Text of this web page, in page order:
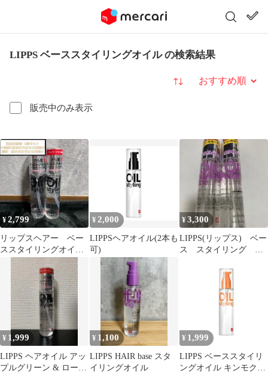
LIPPS ベーススタイリングオイル の検索結果
販売中のみ表示
並び替え
¥2,799
リップスヘアー ベー
ススタイリングオイル
（黒）ダメージ 100ml
2本セット
¥ 2,000
LIPPSヘアオイル(2本も
可)
¥3,300
LIPPS(リップス) ベー
ス スタイリング ヘ
¥ 1,999
LIPPS ヘアオイル アッ
プルグリーン & ローズ
¥ 1,100
LIPPS HAIR base スタ
イリングオイル
¥ 1,999
LIPPS ベーススタイリ
ングオイル キンモクセ